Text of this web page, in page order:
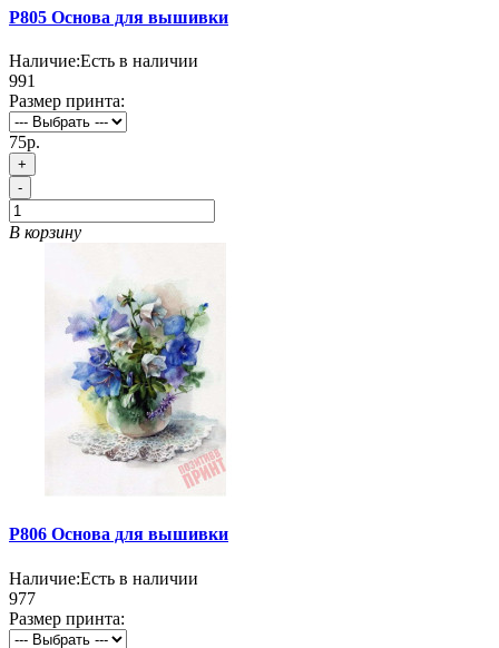
P805 Основа для вышивки
Наличие:Есть в наличии
991
Размер принта:
75р.
+
-
В корзину
P806 Основа для вышивки
Наличие:Есть в наличии
977
Размер принта: